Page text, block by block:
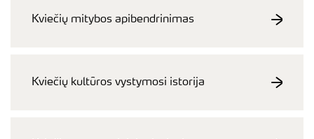
Kviečių mitybos apibendrinimas
Kviečių kultūros vystymosi istorija